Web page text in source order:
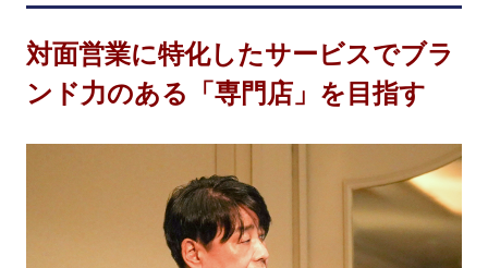
対面営業に特化したサービスでブラ
ンド力のある「専門店」を目指す